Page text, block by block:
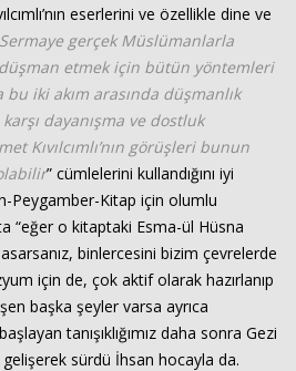
eserlerini ve özellikle dine ve
Sermaye gerçek Müslümanlarla
etmek için bütün yöntemleri
bu iki akım arasında düşmanlık
dayanışma ve dostluk
Kıvılcımlı’nın görüşleri bunun
” cümlelerini kullandığını iyi
Peygamber-Kitap için olumlu
“eğer o kitaptaki Esma-ül Hüsna
binlercesini bizim çevrelerde
için de, çok aktif olarak hazırlanıp
başka şeyler varsa ayrıca
tanışıklığımız daha sonra Gezi
gelişerek sürdü İhsan hocayla da.